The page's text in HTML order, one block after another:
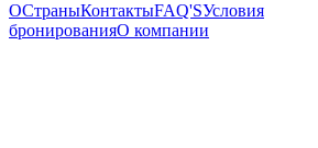
ОСтраныКонтактыFAQ'SУсловия
бронированияО компании